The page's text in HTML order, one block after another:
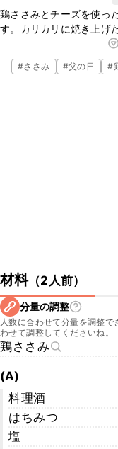
鶏ささみとチーズを使っ
す。カリカリに焼き上げ
たささみが相性抜群です
り、やみつきになる一品
お試しくださいね。
#ささみ #父の日 #
材料（2人前）
分量の調整
人数に合わせて分量を調整
わせて調整してくださいね。
鶏ささみ
(A)
料理酒
はちみつ
塩